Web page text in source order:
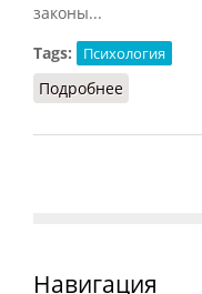
законы...
Tags:
Психология
Подробнее
Навигация